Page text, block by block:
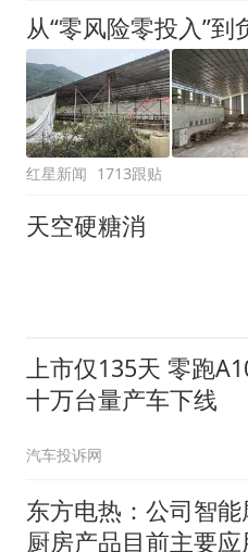
红星新闻 1713跟贴
天空硬糖消
上市仅135天 零跑
十万台量产车下线
汽车投诉网
东方电热：公司智能
厨房产品目前主要应